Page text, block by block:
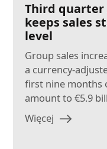
Third quarter
keeps sales
level
Group sales
a currency-
first nine months
amount to €5.9
Więcej